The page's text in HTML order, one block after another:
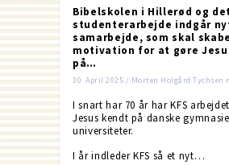
Bibelskolen i Hillerød og
studenterarbejde indgår
samarbejde, som skal skabe
motivation for at gøre
på…
30. April 2025 / Morten Holgård Tychsen
I snart har 70 år har KFS
Jesus kendt på danske
universiteter.
I år indleder KFS så et nyt…